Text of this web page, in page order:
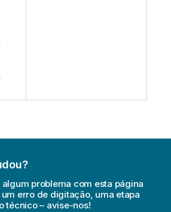
problema com esta página
erro de digitação, uma etapa
técnico – avise-nos!